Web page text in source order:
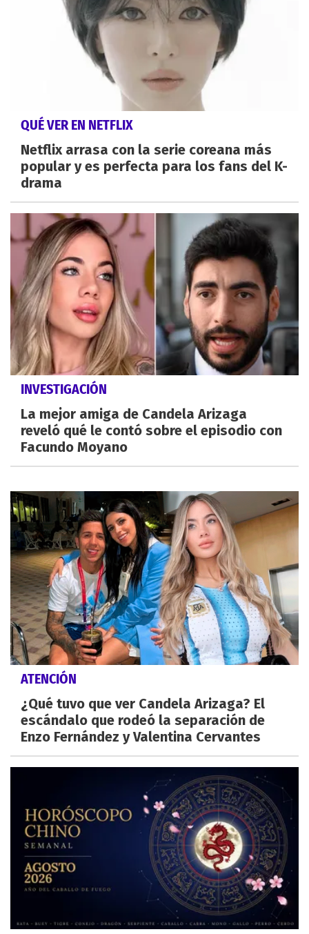
QUÉ VER EN NETFLIX
Netflix arrasa con la serie coreana más
popular y es perfecta para los fans del K-
drama
INVESTIGACIÓN
La mejor amiga de Candela Arizaga
reveló qué le contó sobre el episodio con
Facundo Moyano
ATENCIÓN
¿Qué tuvo que ver Candela Arizaga? El
escándalo que rodeó la separación de
Enzo Fernández y Valentina Cervantes